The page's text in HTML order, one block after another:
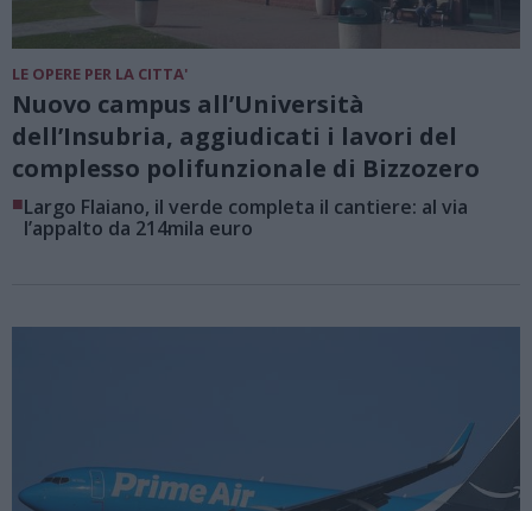
LE OPERE PER LA CITTA'
Nuovo campus all’Università
dell’Insubria, aggiudicati i lavori del
complesso polifunzionale di Bizzozero
■Largo Flaiano, il verde completa il cantiere: al via
l’appalto da 214mila euro